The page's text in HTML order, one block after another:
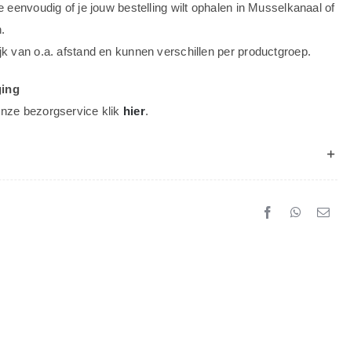
eenvoudig of je jouw bestelling wilt ophalen in Musselkanaal of
van o.a. afstand en kunnen verschillen per productgroep.
bezorgservice klik hier.